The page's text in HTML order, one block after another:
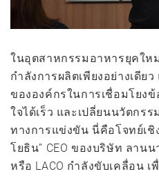
ในอุตสาหกรรมอาหารยุคให
กำลังการผลิตเพียงอย่างเดีย
ขององค์กรในการเชื่อมโยง
ใจได้เร็ว และเปลี่ยนนวัตกร
ทางการแข่งขัน นี่คือโจทย์เ
โยธิน” CEO ของบริษัท ลาน
หรือ LACO กำลังขับเคลื่อน